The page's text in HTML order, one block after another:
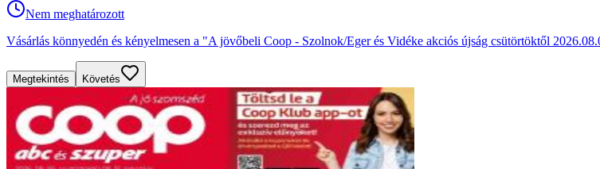
Nem meghatározott
Vásárlás könnyedén és kényelmesen a "A jövőbeli Coop - Szolnok/Eger és Vidéke akciós újság csütörtöktől
Megtekintés Követés